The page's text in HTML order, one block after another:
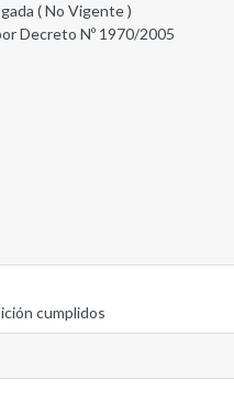
( No Vigente )
Decreto Nº 1970/2005
cumplidos